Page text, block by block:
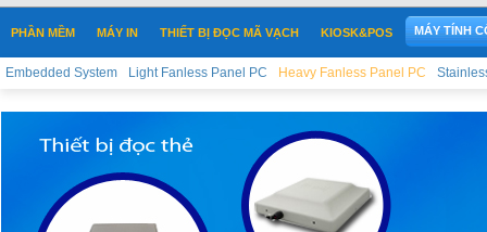
PHẦN MỀM MÁY IN THIẾT BỊ ĐỌC MÃ VẠCH KIOSK&POS MÁY TÍNH
Embedded System Light Fanless Panel PC Heavy Fanless Panel PC